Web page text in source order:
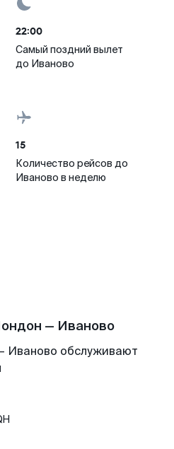
22:00
Самый поздний вылет
до Иваново
15
Количество рейсов до
Иваново в неделю
— Иваново
Иваново обслуживают